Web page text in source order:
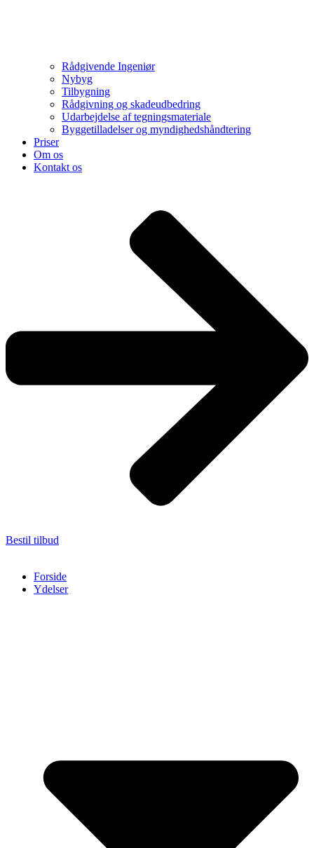
Rådgivende Ingeniør
Nybyg
Tilbygning
Rådgivning og skadeudbedring
Udarbejdelse af tegningsmateriale
Byggetilladelser og myndighedshåndtering
Priser
Om os
Kontakt os
Bestil tilbud
Forside
Ydelser